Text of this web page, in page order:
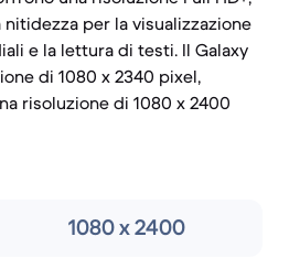
per la visualizzazione
e la lettura di testi. Il Galaxy
di 1080 x 2340 pixel,
risoluzione di 1080 x 2400
1080 x 2400